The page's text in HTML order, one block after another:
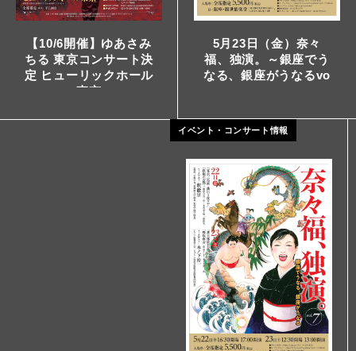
【10/6開催】ゆあさみ
ちる 東京コンサート決
定 ヒューリックホール
東京
5月23日（金）奈々
福、独演。～銀座でう
なる、銀座がうなるvo
イベント・コンサート情報